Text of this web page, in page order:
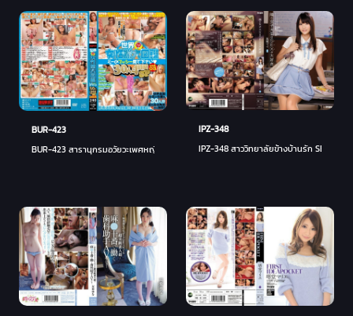
BUR-423
BUR-423 สารานุกรมอวัยวะเพศหญิงจากทั่วโลก ~ โปรดดูหีของฉัน◆ 30 คน 4 ชั่วโมง SP เล่
IPZ-348
IPZ-348 สาววิทยาลัยข้างบ้านรัก SEX Mai